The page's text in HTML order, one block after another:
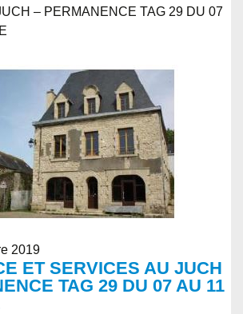
– PERMANENCE TAG 29 DU 07
2019
ET SERVICES AU JUCH
TAG 29 DU 07 AU 11